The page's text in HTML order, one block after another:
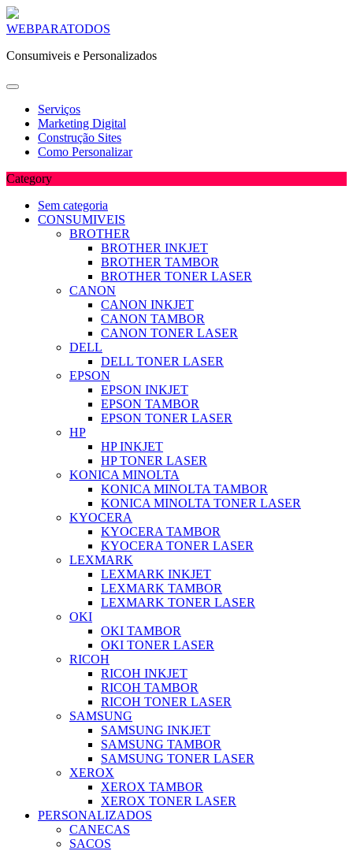
Skip
content
WEBPARATODOS
Consumiveis e Personalizados
Serviços
Marketing Digital
Construção Sites
Como Personalizar
Category
Sem categoria
CONSUMIVEIS
BROTHER
BROTHER INKJET
BROTHER TAMBOR
BROTHER TONER LASER
CANON
CANON INKJET
CANON TAMBOR
CANON TONER LASER
DELL
DELL TONER LASER
EPSON
EPSON INKJET
EPSON TAMBOR
EPSON TONER LASER
HP
HP INKJET
HP TONER LASER
KONICA MINOLTA
KONICA MINOLTA TAMBOR
KONICA MINOLTA TONER LASER
KYOCERA
KYOCERA TAMBOR
KYOCERA TONER LASER
LEXMARK
LEXMARK INKJET
LEXMARK TAMBOR
LEXMARK TONER LASER
OKI
OKI TAMBOR
OKI TONER LASER
RICOH
RICOH INKJET
RICOH TAMBOR
RICOH TONER LASER
SAMSUNG
SAMSUNG INKJET
SAMSUNG TAMBOR
SAMSUNG TONER LASER
XEROX
XEROX TAMBOR
XEROX TONER LASER
PERSONALIZADOS
CANECAS
SACOS